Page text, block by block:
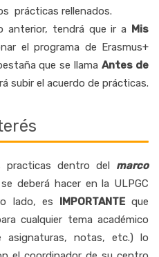
prácticas rellenados.
anterior, tendrá que ir a Mis
el programa de Erasmus+
que se llamaAntes de
subir el acuerdo de prácticas.
dentro del marco
deberá hacer en la ULPGC
lado, es IMPORTANTEque
cualquier tema académico
asignaturas, notas, etc.) lo